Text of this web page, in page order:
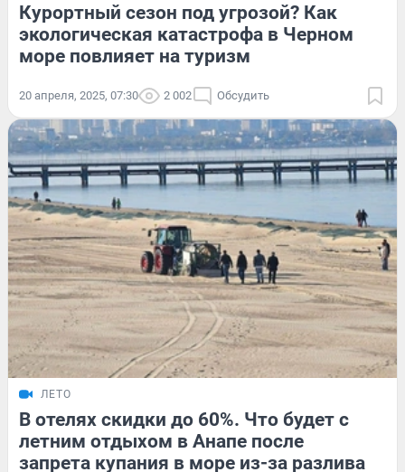
Курортный сезон под угрозой? Как
экологическая катастрофа в Черном
море повлияет на туризм
20 апреля, 2025, 07:30 2 002 Обсудить
ЛЕТО
В отелях скидки до 60%. Что будет с
летним отдыхом в Анапе после
запрета купания в море из-за разлива